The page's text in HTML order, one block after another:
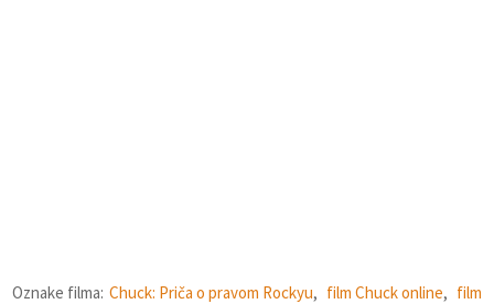
Oznake filma: Chuck: Priča o pravom Rockyu, film Chuck online, film